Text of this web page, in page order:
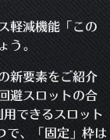
軽減機能「この
う。
新要素をご紹介
避スロットの合
できるスロット
で、「固定」枠は